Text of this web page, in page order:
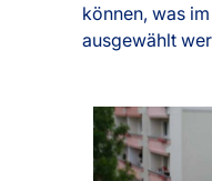
können, was
ausgewählt